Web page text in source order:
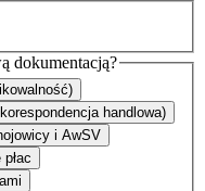
dokumentacją?
handlowa)
i AwSV